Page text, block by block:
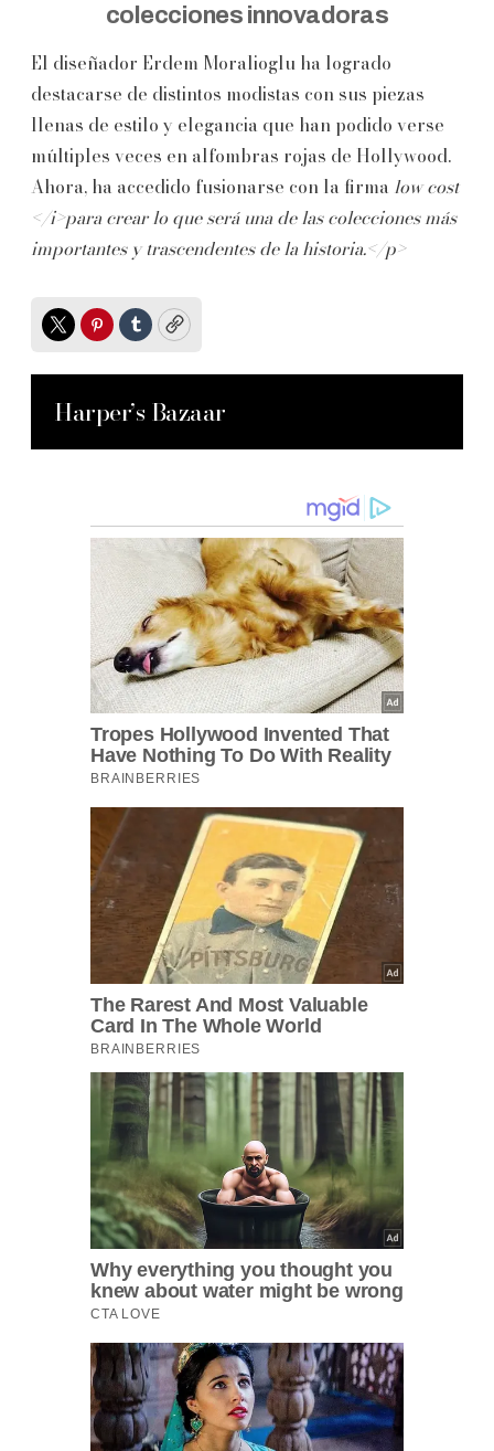
colecciones innovadoras
El diseñador Erdem Moralioglu ha logrado
destacarse de distintos modistas con sus piezas
llenas de estilo y elegancia que han podido verse
múltiples veces en alfombras rojas de Hollywood.
Ahora, ha accedido fusionarse con la firma low cost
</i>para crear lo que será una de las colecciones más
importantes y trascendentes de la historia.</p>
TwitterPinterest
TumblrCopy
Harper’s Bazaar